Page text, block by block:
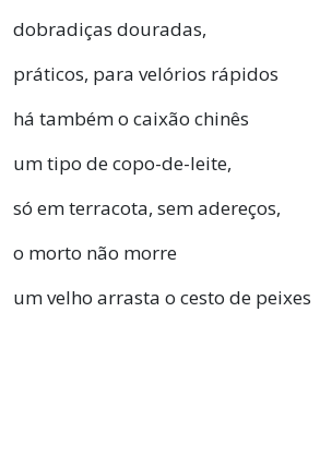
dobradiças douradas,
práticos, para velórios rápidos
há também o caixão chinês
um tipo de copo-de-leite,
só em terracota, sem adereços,
o morto não morre
um velho arrasta o cesto de peixes